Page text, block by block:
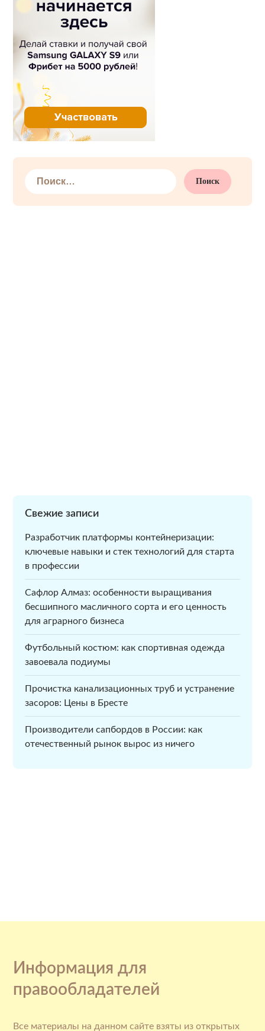
Найти:
Свежие записи
Разработчик платформы контейнеризации:
ключевые навыки и стек технологий для старта
в профессии
Сафлор Алмаз: особенности выращивания
бесшипного масличного сорта и его ценность
для аграрного бизнеса
Футбольный костюм: как спортивная одежда
завоевала подиумы
Прочистка канализационных труб и устранение
засоров: Цены в Бресте
Производители сапбордов в России: как
отечественный рынок вырос из ничего
Информация для
правообладателей
Все материалы на данном сайте взяты из открытых